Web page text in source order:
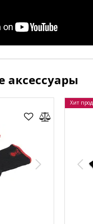
аксессуары
Хит